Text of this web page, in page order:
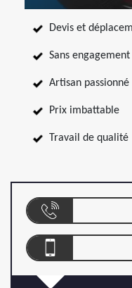
Devis et
Sans engagement
Artisan passionné
Prix imbattable
Travail de qualité